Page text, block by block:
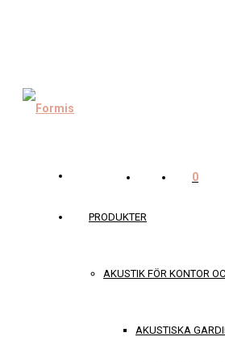
PRODUKTER
AKUSTIK FÖR KONTOR
AKUSTISKA
0